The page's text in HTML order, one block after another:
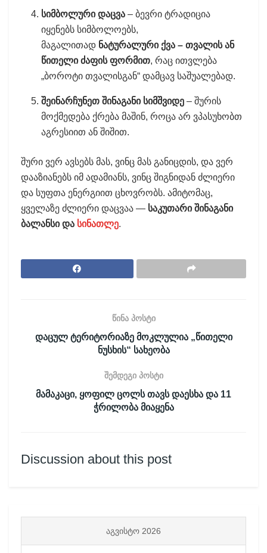
სიმბოლური დაცვა – ბევრი ტრადიცია
იყენებს სიმბოლოებს,
მაგალითად ნატურალური ქვა – თვალის ან
წითელი ძაფის ფორმით, რაც ითვლება
„ბოროტი თვალისგან“ დამცავ საშუალებად.
შეინარჩუნეთ შინაგანი სიმშვიდე – შურის
მოქმედება ქრება მაშინ, როცა არ ვპასუხობთ
აგრესიით ან შიშით.
შური ვერ ავსებს მას, ვინც მას განიცდის, და ვერ
დააზიანებს იმ ადამიანს, ვინც შიგნიდან ძლიერი
და სუფთა ენერგიით ცხოვრობს. ამიტომაც,
ყველაზე ძლიერი დაცვაა — საკუთარი შინაგანი
ბალანსი და სინათლე.
წინა პოსტი
დაცულ ტერიტორიაზე მოკლულია „წითელი
ნუსხის“ სახეობა
შემდეგი პოსტი
მამაკაცი, ყოფილ ცოლს თავს დაესხა და 11
ჭრილობა მიაყენა
Discussion about this post
ᲐᲒᲕᲘᲡᲢᲝ 2026